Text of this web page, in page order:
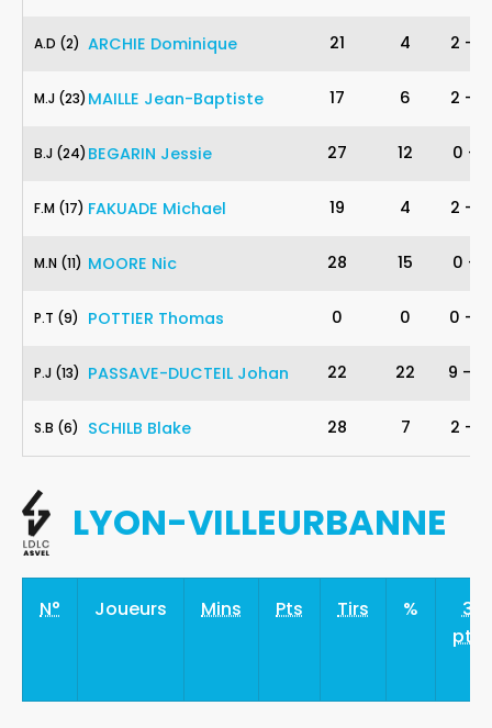
2 ARCHIE Dominique
A.D (2) 21 4 2 -
23 MAILLE Jean-Baptiste
M.J (23) 17 6 2 -
24 BEGARIN Jessie
B.J (24) 27 12 0 -
17 FAKUADE Michael
F.M (17) 19 4 2 -
11 MOORE Nic
M.N (11) 28 15 0 -
9 POTTIER Thomas
P.T (9) 0 0 0 -
13 PASSAVE-DUCTEIL Johan
P.J (13) 22 22 9 -
6 SCHILB Blake
S.B (6) 28 7 2 -
LYON-VILLEURBANNE
N° Joueurs Mins Pts Tirs %
3
pts